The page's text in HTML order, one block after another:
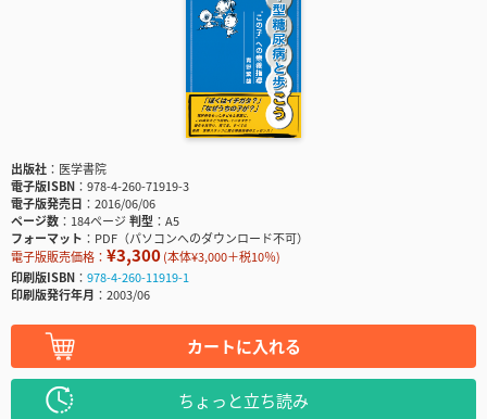
出版社
医学書院
電子版ISBN
978-4-260-71919-3
電子版発売日
2016/06/06
ページ数
184ページ判型
A5
フォーマット
PDF（パソコンへのダウンロード不可）
電子版販売価格： ¥3,300(本体¥3,000＋税10％)
印刷版ISBN
978-4-260-11919-1
印刷版発行年月
2003/06
カートに入れる
ちょっと立ち読み